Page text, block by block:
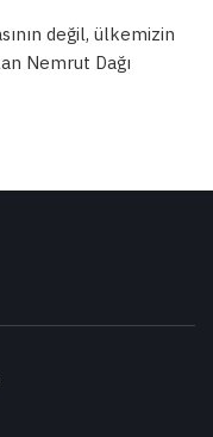
değil, ülkemizin
Nemrut Dağı